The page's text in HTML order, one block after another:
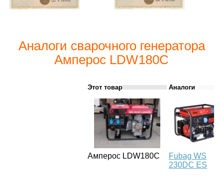
Аналоги сварочного генератора
Амперос LDW180С
Этот товар Аналоги
Амперос LDW180С
Fubag WS
230DC ES